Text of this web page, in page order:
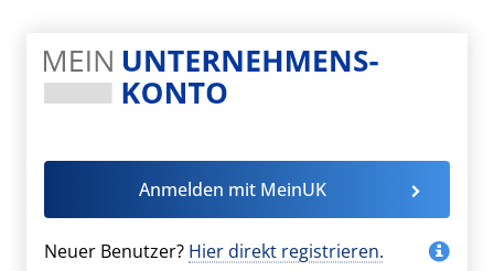
Anmelden mit MeinUK
Neuer Benutzer? Hier direkt registrieren.